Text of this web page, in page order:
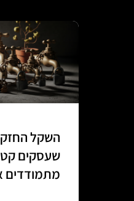
השקל
שעסקים
מתמודדים